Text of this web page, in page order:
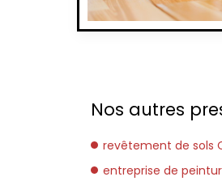
Nos autres
revêtement de sols
entreprise de